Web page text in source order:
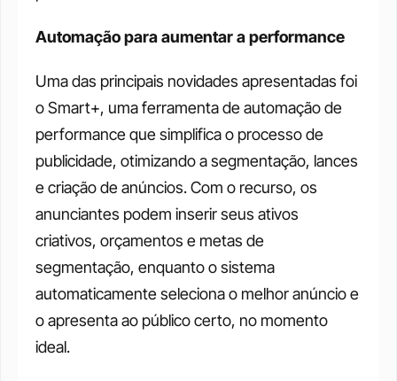
Automação para aumentar a performance
Uma das principais novidades apresentadas foi
o Smart+, uma ferramenta de automação de
performance que simplifica o processo de
publicidade, otimizando a segmentação, lances
e criação de anúncios. Com o recurso, os
anunciantes podem inserir seus ativos
criativos, orçamentos e metas de
segmentação, enquanto o sistema
automaticamente seleciona o melhor anúncio e
o apresenta ao público certo, no momento
ideal.